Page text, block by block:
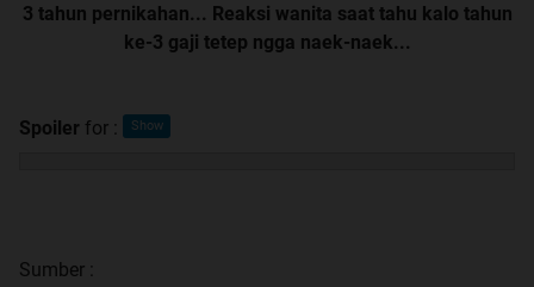
3 tahun pernikahan... Reaksi wanita saat tahu kalo tahun
ke-3 gaji tetep ngga naek-naek...
Spoiler for :
Sumber :